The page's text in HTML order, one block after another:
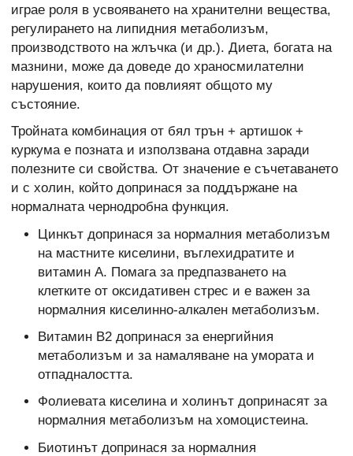
играе роля в усвояването на хранителни вещества,
регулирането на липидния метаболизъм,
производството на жлъчка (и др.). Диета, богата на
мазнини, може да доведе до храносмилателни
нарушения, които да повлияят общото му
състояние.
Тройната комбинация от бял трън + артишок +
куркума е позната и използвана отдавна заради
полезните си свойства. От значение е съчетаването
и с холин, който допринася за поддържане на
нормалната чернодробна функция.
Цинкът допринася за нормалния метаболизъм
на мастните киселини, въглехидратите и
витамин A. Помага за предпазването на
клетките от оксидативен стрес и е важен за
нормалния киселинно-алкален метаболизъм.
Витамин B2 допринася за енергийния
метаболизъм и за намаляване на умората и
отпадналостта.
Фолиевата киселина и холинът допринасят за
нормалния метаболизъм на хомоцистеина.
Биотинът допринася за нормалния